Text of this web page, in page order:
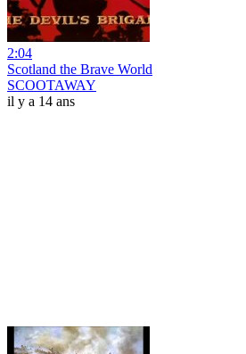
2:04
Scotland the Brave World
SCOOTAWAY
il y a 14 ans